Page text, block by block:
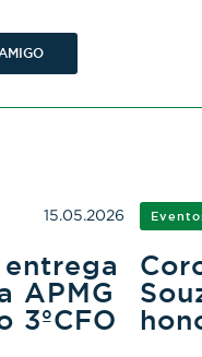
15.05.2026
APMG
3ºCFO